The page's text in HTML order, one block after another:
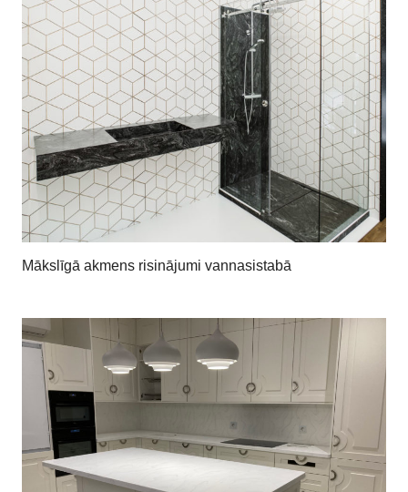
Mākslīgā akmens risinājumi vannasistabā